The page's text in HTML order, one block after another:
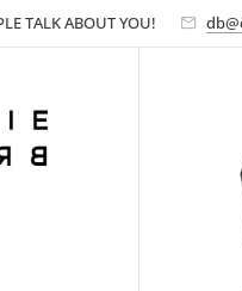
TALK ABOUT YOU!